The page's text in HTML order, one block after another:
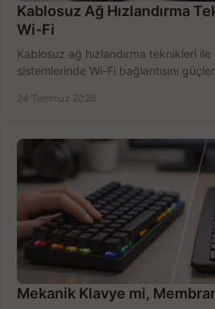
Kablosuz Ağ Hızlandırma
Wi-Fi
Kablosuz ağ hızlandırma teknikleri
sistemlerinde Wi-Fi bağlantısını
24 Temmuz 2026
Mekanik Klavye mi,